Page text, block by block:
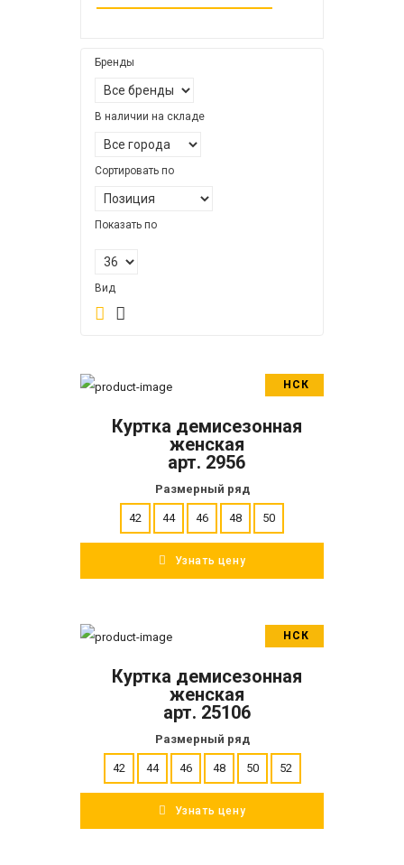
Бренды
В наличии на складе
Сортировать по
Показать по
Вид
НСК
ПОДРОБНЕЕ
Куртка демисезонная
женская
арт. 2956
Размерный ряд
42 44 46 48 50
Узнать цену
НСК
ПОДРОБНЕЕ
Куртка демисезонная
женская
арт. 25106
Размерный ряд
42 44 46 48 50 52
Узнать цену